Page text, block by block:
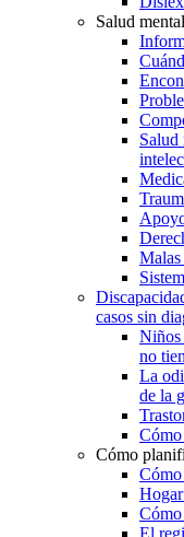
Salud
Salud
casos sin
Niños
no
La
de la
Cómo
Cómo
Cómo
El